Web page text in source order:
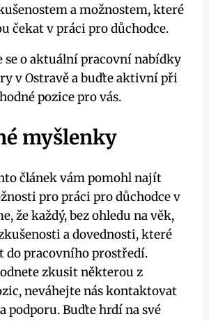
a možnostem, které
čekat v práci pro důchodce.
se o aktuální pracovní nabídky
v Ostravě a buďte aktivní při
pozice pro vás.
myšlenky
článek vám pomohl najít
pro práci pro důchodce v
že každý, bez ohledu na věk,
a dovednosti, které
do pracovního prostředí.
zkusit některou z
neváhejte nás kontaktovat
podporu. Buďte hrdí na své